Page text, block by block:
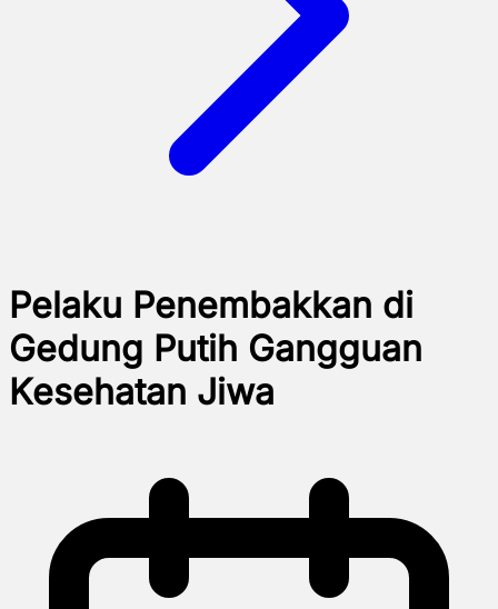
Pelaku Penembakkan di
Gedung Putih Gangguan
Kesehatan Jiwa